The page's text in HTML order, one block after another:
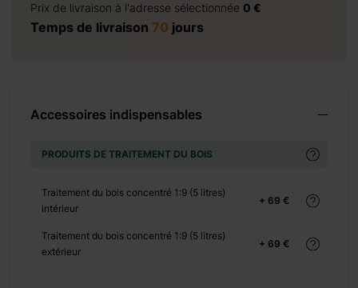
Prix de livraison à l'adresse sélectionnée 0 €
Temps de livraison 70 jours
Accessoires indispensables
PRODUITS DE TRAITEMENT DU BOIS
+ 69 €
Traitement du bois concentré 1:9 (5 litres)
intérieur
+ 69 €
Traitement du bois concentré 1:9 (5 litres)
extérieur
+ 4500 €
+ 5850 €
+ 5950 €